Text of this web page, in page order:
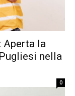
Aperta la
nella
0